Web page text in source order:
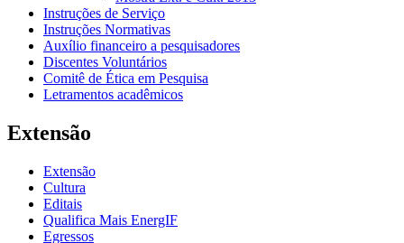
Instruções de Serviço
Instruções Normativas
Auxílio financeiro a pesquisadores
Discentes Voluntários
Comitê de Ética em Pesquisa
Letramentos acadêmicos
Extensão
Extensão
Cultura
Editais
Qualifica Mais EnergIF
Egressos